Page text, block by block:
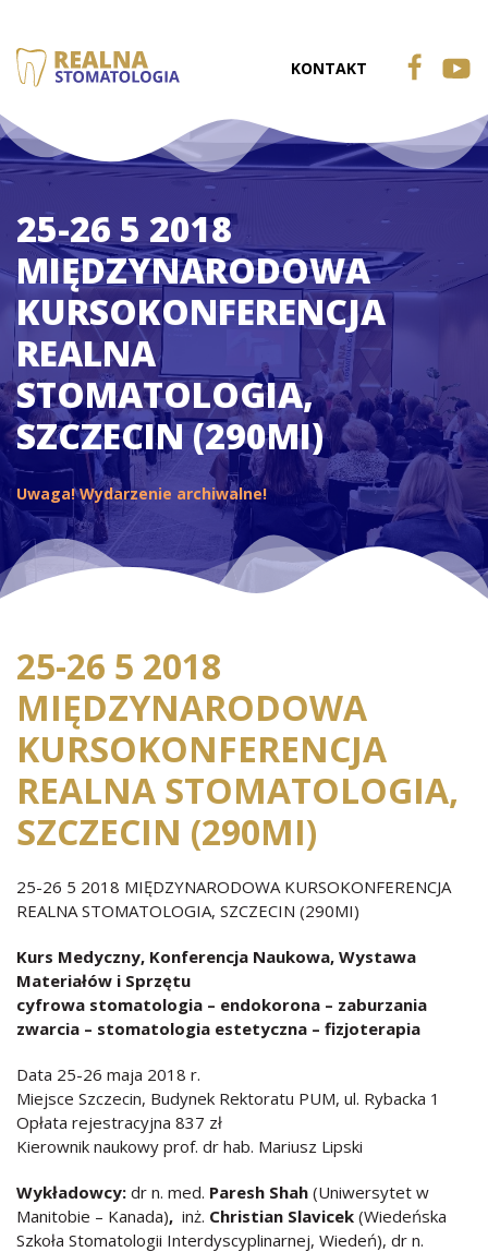
KONTAKT
25-26 5 2018
MIĘDZYNARODOWA
KURSOKONFERENCJA
REALNA
STOMATOLOGIA,
SZCZECIN (290MI)
Uwaga! Wydarzenie archiwalne!
25-26 5 2018
MIĘDZYNARODOWA
KURSOKONFERENCJA
REALNA STOMATOLOGIA,
SZCZECIN (290MI)
25-26 5 2018 MIĘDZYNARODOWA KURSOKONFERENCJA
REALNA STOMATOLOGIA, SZCZECIN (290MI)
Kurs Medyczny, Konferencja Naukowa, Wystawa
Materiałów i Sprzętu
cyfrowa stomatologia – endokorona – zaburzania
zwarcia – stomatologia estetyczna – fizjoterapia
Data 25-26 maja 2018 r.
Miejsce Szczecin, Budynek Rektoratu PUM, ul. Rybacka 1
Opłata rejestracyjna 837 zł
Kierownik naukowy prof. dr hab. Mariusz Lipski
Wykładowcy: dr n. med. Paresh Shah (Uniwersytet w
Manitobie – Kanada), inż. Christian Slavicek (Wiedeńska
Szkoła Stomatologii Interdyscyplinarnej, Wiedeń), dr n.